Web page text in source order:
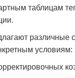
таблицам
условиям: